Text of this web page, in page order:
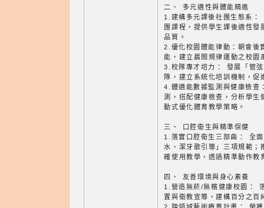
二、 多元適性與體能精進
1.建構多元課後社團生態系
團課程，提供學生課後適性
品質。
2.優化校園體能律動：朝會後
能，建立晨間規律運動之校園
3.校隊專才培力： 發展「管
隊，建立系統化培訓機制，促
4.體適能數據監測與健康檢查
測，搭配健康檢查，分析學生
動式優化體育教學策略。
三、 口腔衛生與精準保健
1.落實口腔衛生三部曲： 全
水、潔牙歌引導」三項規範；
確使用教學，透過精準動作教
四、 友善環境與身心素養
1.營造無菸/無檳健康校園：
置與衛教宣導，建構百分之百